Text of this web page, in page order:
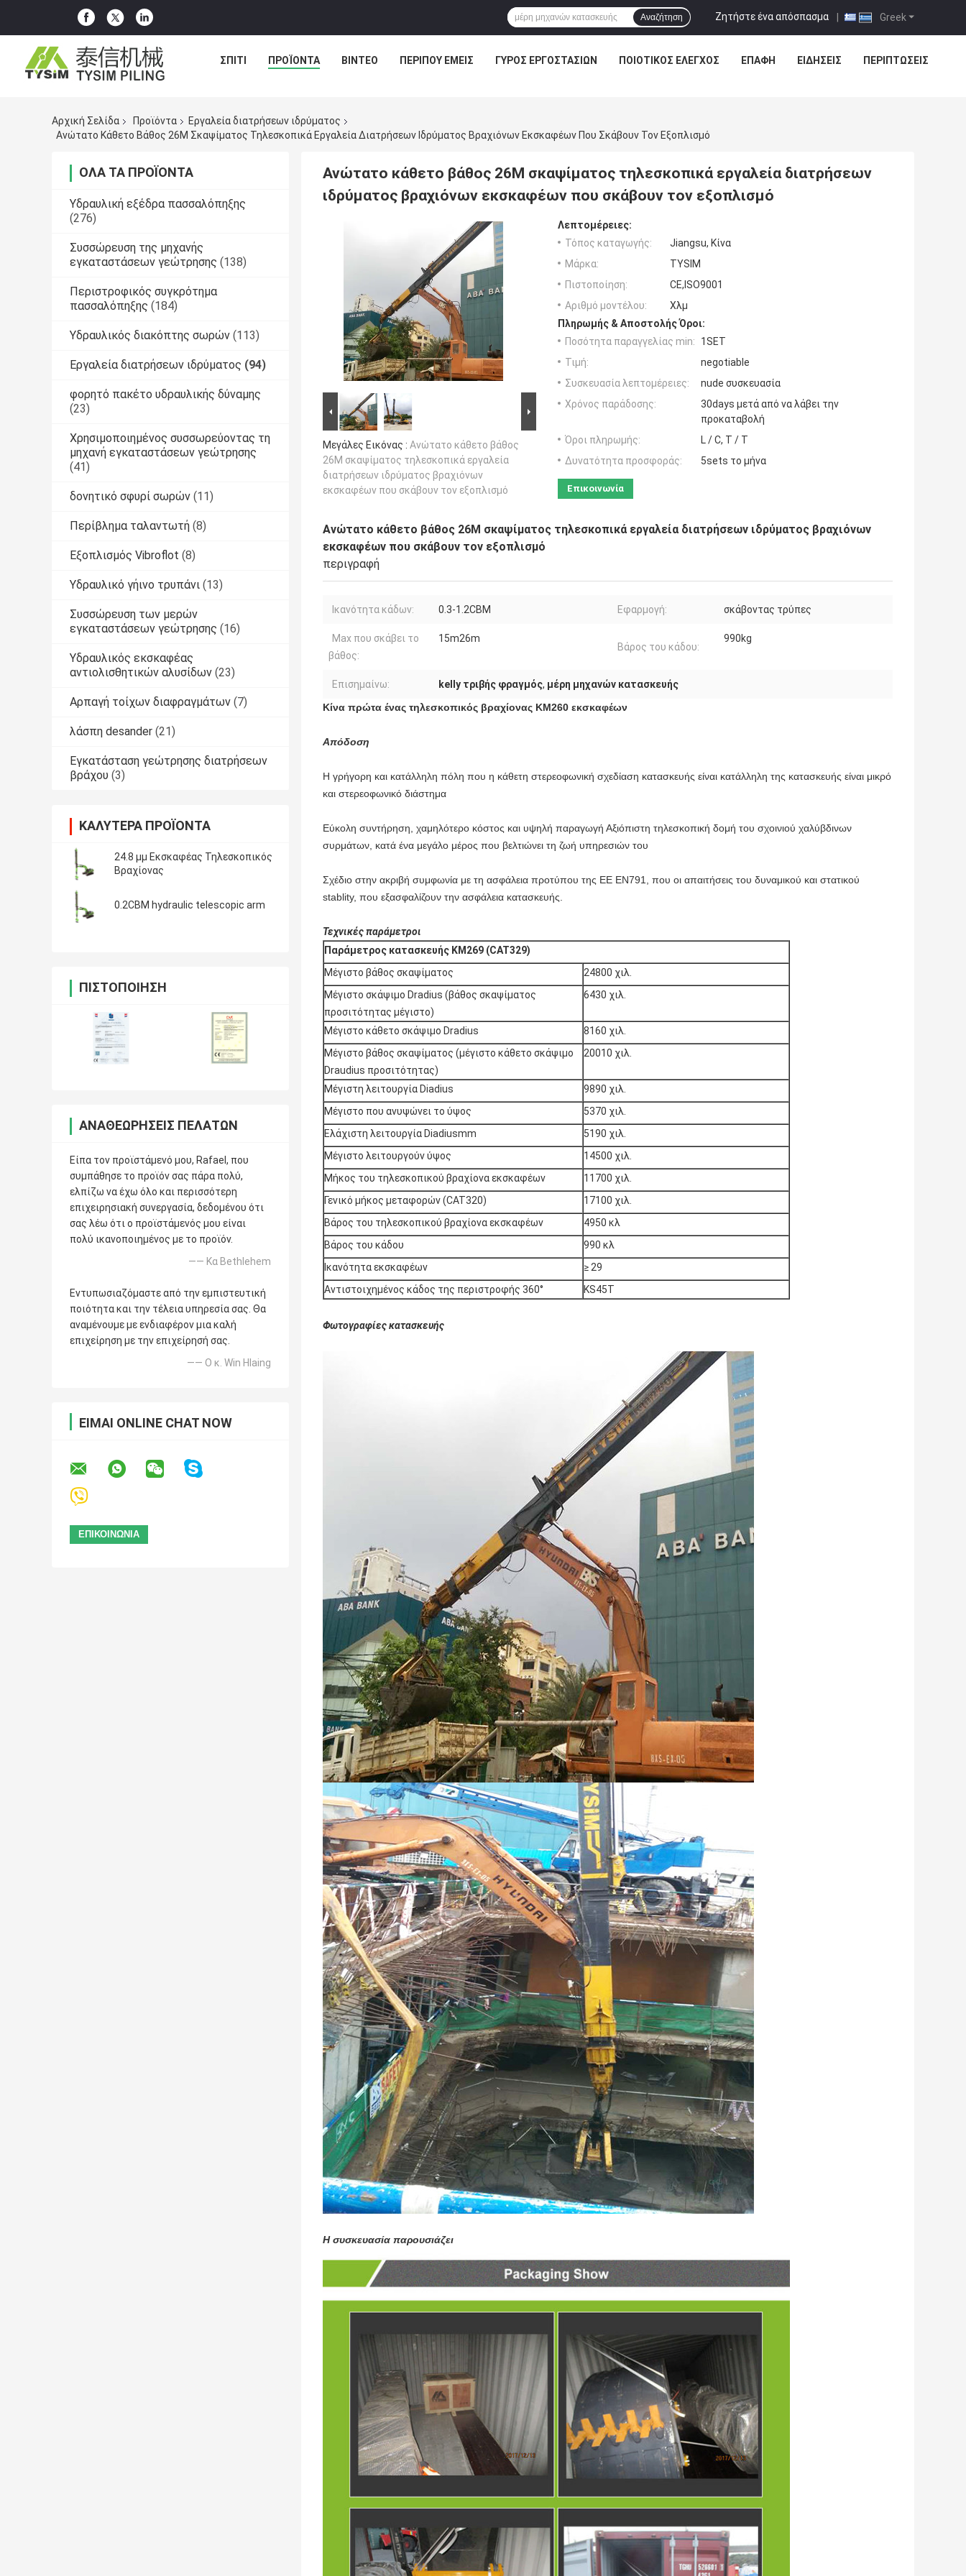
Greek
Ζητήστε ένα απόσπασμα |
Αναζήτηση
ΣΠΊΤΙ ΠΡΟΪΌΝΤΑ ΒΊΝΤΕΟ ΠΕΡΊΠΟΥ ΕΜΕΊΣ ΓΎΡΟΣ ΕΡΓΟΣΤΑΣΊΩΝ ΠΟΙΟΤΙΚΌΣ ΈΛΕΓΧΟΣ ΕΠΑΦΉ ΕΙΔΗΣΕΙΣ ΠΕΡΙΠΤΏΣΕΙΣ
Αρχική Σελίδα Προϊόντα
Εργαλεία διατρήσεων ιδρύματος
Ανώτατο Κάθετο Βάθος 26M Σκαψίματος Τηλεσκοπικά Εργαλεία Διατρήσεων Ιδρύματος Βραχιόνων Εκσκαφέων Που Σκάβουν Τον Εξοπλισμό
ΌΛΑ ΤΑ ΠΡΟΪΌΝΤΑ
Υδραυλική εξέδρα πασσαλόπηξης
(276)
Συσσώρευση της μηχανής
εγκαταστάσεων γεώτρησης (138)
Περιστροφικός συγκρότημα
πασσαλόπηξης (184)
Υδραυλικός διακόπτης σωρών (113)
Εργαλεία διατρήσεων ιδρύματος (94)
φορητό πακέτο υδραυλικής δύναμης
(23)
Χρησιμοποιημένος συσσωρεύοντας τη
μηχανή εγκαταστάσεων γεώτρησης
(41)
δονητικό σφυρί σωρών (11)
Περίβλημα ταλαντωτή (8)
Εξοπλισμός Vibroflot (8)
Υδραυλικό γήινο τρυπάνι (13)
Συσσώρευση των μερών
εγκαταστάσεων γεώτρησης (16)
Υδραυλικός εκσκαφέας
αντιολισθητικών αλυσίδων (23)
Αρπαγή τοίχων διαφραγμάτων (7)
λάσπη desander (21)
Εγκατάσταση γεώτρησης διατρήσεων
βράχου (3)
ΚΑΛΎΤΕΡΑ ΠΡΟΪΌΝΤΑ
24.8 μμ Εκσκαφέας Τηλεσκοπικός
Βραχίονας
0.2CBM hydraulic telescopic arm
ΠΙΣΤΟΠΟΊΗΣΗ
ΑΝΑΘΕΩΡΉΣΕΙΣ ΠΕΛΑΤΏΝ
Είπα τον προϊστάμενό μου, Rafael, που
συμπάθησε το προϊόν σας πάρα πολύ,
ελπίζω να έχω όλο και περισσότερη
επιχειρησιακή συνεργασία, δεδομένου ότι
σας λέω ότι ο προϊστάμενός μου είναι
πολύ ικανοποιημένος με το προϊόν.
—— Κα Bethlehem
Εντυπωσιαζόμαστε από την εμπιστευτική
ποιότητα και την τέλεια υπηρεσία σας. Θα
αναμένουμε με ενδιαφέρον μια καλή
επιχείρηση με την επιχείρησή σας.
—— Ο κ. Win Hlaing
ΕΊΜΑΙ ONLINE CHAT NOW
Ανώτατο κάθετο βάθος 26M σκαψίματος τηλεσκοπικά εργαλεία διατρήσεων
ιδρύματος βραχιόνων εκσκαφέων που σκάβουν τον εξοπλισμό
Μεγάλες Εικόνας : Ανώτατο κάθετο βάθος
26M σκαψίματος τηλεσκοπικά εργαλεία
διατρήσεων ιδρύματος βραχιόνων
εκσκαφέων που σκάβουν τον εξοπλισμό
Λεπτομέρειες:
Τόπος καταγωγής:
Jiangsu, Κίνα
Μάρκα:
TYSIM
Πιστοποίηση:
CE,ISO9001
Αριθμό μοντέλου:
Χλμ
Πληρωμής & Αποστολής Όροι:
Ποσότητα παραγγελίας min:
1SET
Τιμή:
negotiable
Συσκευασία λεπτομέρειες:
nude συσκευασία
Χρόνος παράδοσης:
30days μετά από να λάβει την
προκαταβολή
Όροι πληρωμής:
L / C, T / T
Δυνατότητα προσφοράς:
5sets το μήνα
Επικοινωνία
Ανώτατο κάθετο βάθος 26M σκαψίματος τηλεσκοπικά εργαλεία διατρήσεων ιδρύματος βραχιόνων
εκσκαφέων που σκάβουν τον εξοπλισμό
περιγραφή
Ικανότητα κάδων: 0.3-1.2CBM Εφαρμογή: σκάβοντας τρύπες
Max που σκάβει το
βάθος:
15m26m
Βάρος του κάδου:
990kg
Επισημαίνω: kelly τριβής φραγμός, μέρη μηχανών κατασκευής
Κίνα πρώτα ένας τηλεσκοπικός βραχίονας KM260 εκσκαφέων
Απόδοση
Η γρήγορη και κατάλληλη πόλη που η κάθετη στερεοφωνική σχεδίαση κατασκευής είναι κατάλληλη της κατασκευής είναι μικρό
και στερεοφωνικό διάστημα
Εύκολη συντήρηση, χαμηλότερο κόστος και υψηλή παραγωγή Αξιόπιστη τηλεσκοπική δομή του σχοινιού χαλύβδινων
συρμάτων, κατά ένα μεγάλο μέρος που βελτιώνει τη ζωή υπηρεσιών του
Σχέδιο στην ακριβή συμφωνία με τη ασφάλεια προτύπου της ΕΕ EN791, που οι απαιτήσεις του δυναμικού και στατικού
stablity, που εξασφαλίζουν την ασφάλεια κατασκευής.
Τεχνικές παράμετροι
Παράμετρος κατασκευής KM269 (CAT329)
Μέγιστο βάθος σκαψίματος
24800 χιλ.
Μέγιστο σκάψιμο Dradius (βάθος σκαψίματος
προσιτότητας μέγιστο)
6430 χιλ.
Μέγιστο κάθετο σκάψιμο Dradius
8160 χιλ.
Μέγιστο βάθος σκαψίματος (μέγιστο κάθετο σκάψιμο
Draudius προσιτότητας)
20010 χιλ.
Μέγιστη λειτουργία Diadius
9890 χιλ.
Μέγιστο που ανυψώνει το ύψος
5370 χιλ.
Ελάχιστη λειτουργία Diadiusmm
5190 χιλ.
Μέγιστο λειτουργούν ύψος
14500 χιλ.
Μήκος του τηλεσκοπικού βραχίονα εκσκαφέων
11700 χιλ.
Γενικό μήκος μεταφορών (CAT320)
17100 χιλ.
Βάρος του τηλεσκοπικού βραχίονα εκσκαφέων
4950 κλ
Βάρος του κάδου
990 κλ
Ικανότητα εκσκαφέων
≥ 29
Αντιστοιχημένος κάδος της περιστροφής 360°
KS45T
Φωτογραφίες κατασκευής
Η συσκευασία παρουσιάζει